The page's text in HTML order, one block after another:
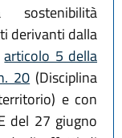
sostenibilità
derivanti dalla
articolo 5 della
20 (Disciplina
e con
del 27 giugno